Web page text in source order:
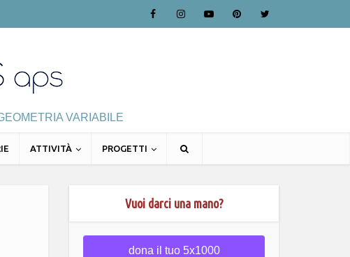
VARIABILE
ATTIVITÀ PROGETTI
Vuoi darci una mano?
dona il tuo 5x1000